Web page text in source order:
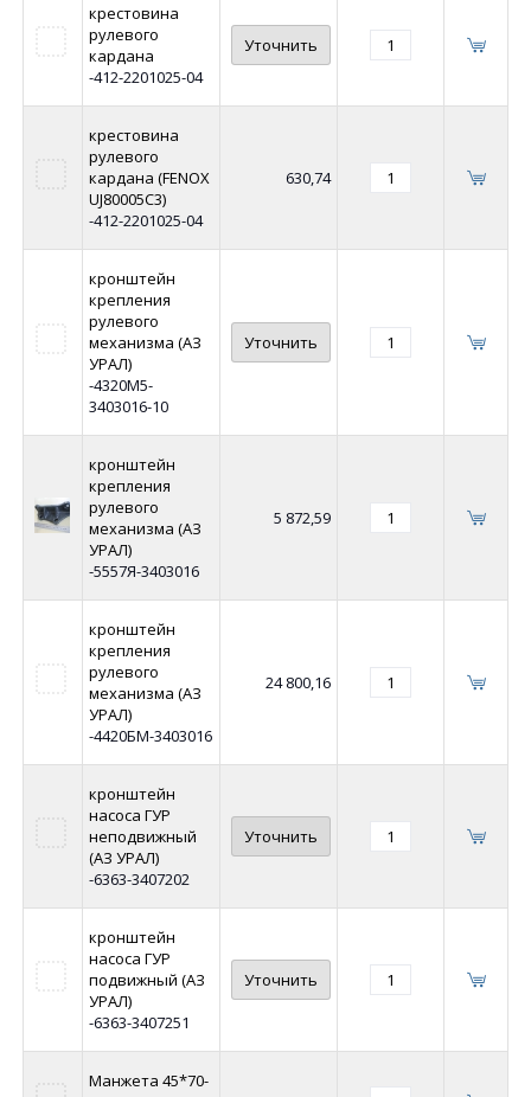
крестовина
рулевого
кардана
-412-2201025-04
Уточнить
крестовина
рулевого
кардана (FENOX
UJ80005C3)
-412-2201025-04
630,74
кронштейн
крепления
рулевого
механизма (АЗ
УРАЛ)
-4320М5-
3403016-10
Уточнить
кронштейн
крепления
рулевого
механизма (АЗ
УРАЛ)
-5557Я-3403016
5 872,59
кронштейн
крепления
рулевого
механизма (АЗ
УРАЛ)
-4420БМ-3403016
24 800,16
кронштейн
насоса ГУР
неподвижный
(АЗ УРАЛ)
-6363-3407202
Уточнить
кронштейн
насоса ГУР
подвижный (АЗ
УРАЛ)
-6363-3407251
Уточнить
Манжета 45*70-